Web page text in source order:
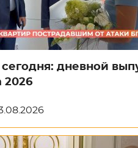
сегодня: дневной
2026